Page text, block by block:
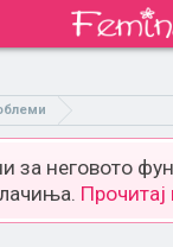
за неговото
Прочитај